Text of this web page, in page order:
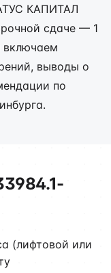
КАПИТАЛ
сдаче — 1
включаем
выводы о
по
(лифтовой или